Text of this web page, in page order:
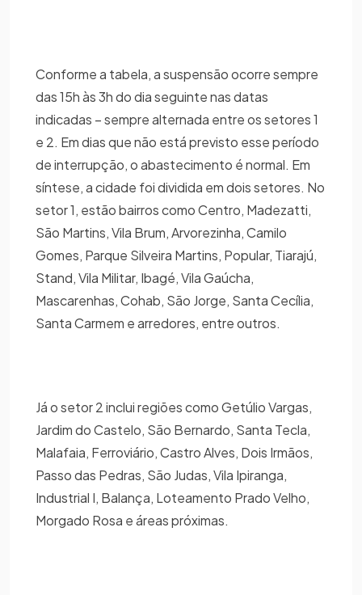
Conforme a tabela, a suspensão ocorre sempre
das 15h às 3h do dia seguinte nas datas
indicadas – sempre alternada entre os setores 1
e 2. Em dias que não está previsto esse período
de interrupção, o abastecimento é normal. Em
síntese, a cidade foi dividida em dois setores. No
setor 1, estão bairros como Centro, Madezatti,
São Martins, Vila Brum, Arvorezinha, Camilo
Gomes, Parque Silveira Martins, Popular, Tiarajú,
Stand, Vila Militar, Ibagé, Vila Gaúcha,
Mascarenhas, Cohab, São Jorge, Santa Cecília,
Santa Carmem e arredores, entre outros.
Já o setor 2 inclui regiões como Getúlio Vargas,
Jardim do Castelo, São Bernardo, Santa Tecla,
Malafaia, Ferroviário, Castro Alves, Dois Irmãos,
Passo das Pedras, São Judas, Vila Ipiranga,
Industrial I, Balança, Loteamento Prado Velho,
Morgado Rosa e áreas próximas.